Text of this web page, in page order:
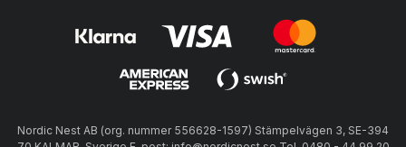
Nordic Nest AB (org. nummer 556628-1597) Stämpelvägen 3, SE-394